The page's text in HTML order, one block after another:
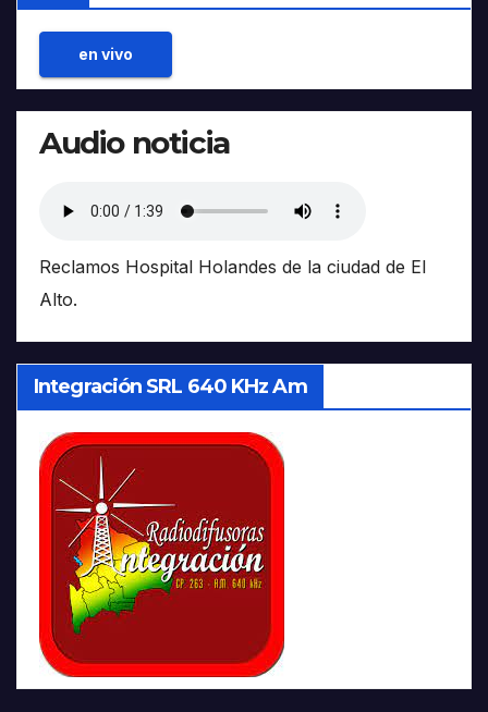
en vivo
Audio noticia
Reclamos Hospital Holandes de la ciudad de El
Alto.
Integración SRL 640 KHz Am